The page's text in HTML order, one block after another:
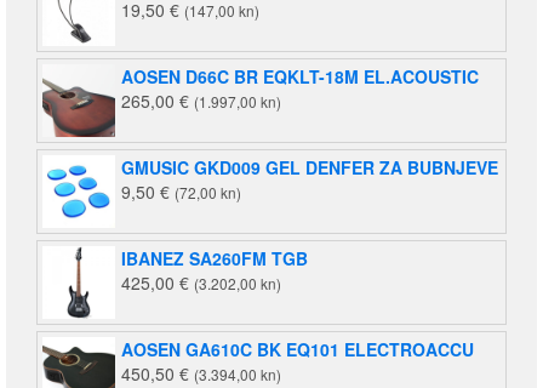
19,50 € (147,00 kn)
AOSEN D66C BR EQKLT-18M EL.ACOUSTIC
265,00 € (1.997,00 kn)
GMUSIC GKD009 GEL DENFER ZA BUBNJEVE
9,50 € (72,00 kn)
IBANEZ SA260FM TGB
425,00 € (3.202,00 kn)
AOSEN GA610C BK EQ101 ELECTROACCU
450,50 € (3.394,00 kn)